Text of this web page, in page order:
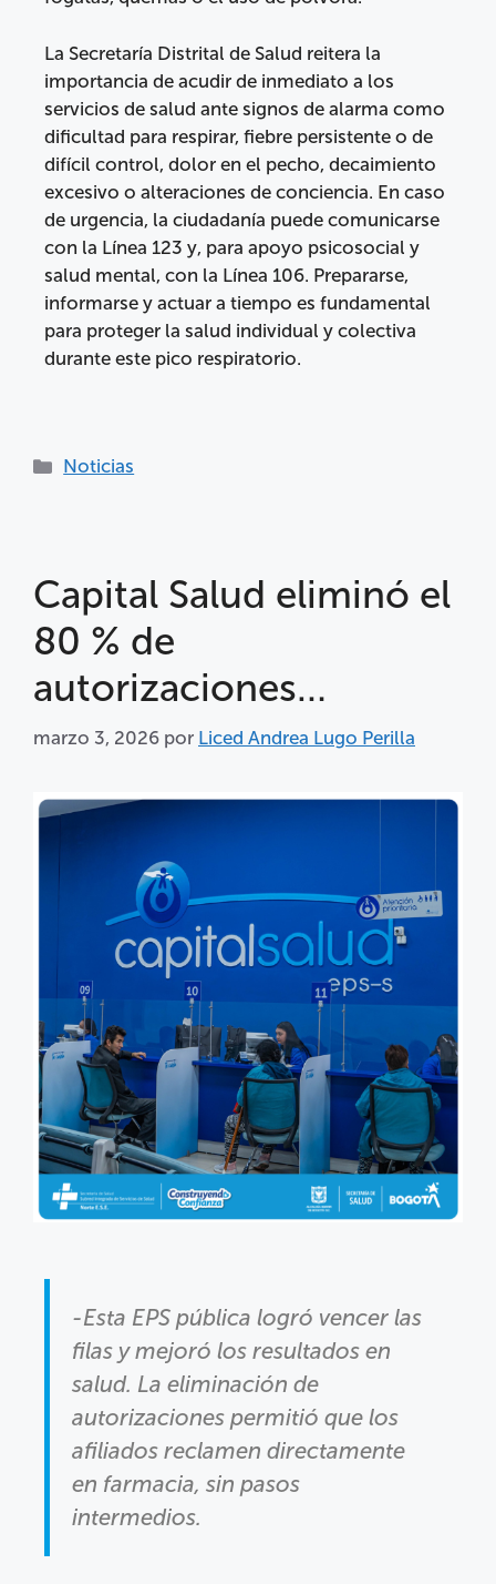
La Secretaría Distrital de Salud reitera la
importancia de acudir de inmediato a los
servicios de salud ante signos de alarma como
dificultad para respirar, fiebre persistente o de
difícil control, dolor en el pecho, decaimiento
excesivo o alteraciones de conciencia. En caso
de urgencia, la ciudadanía puede comunicarse
con la Línea 123 y, para apoyo psicosocial y
salud mental, con la Línea 106. Prepararse,
informarse y actuar a tiempo es fundamental
para proteger la salud individual y colectiva
durante este pico respiratorio.
Noticias
Capital Salud eliminó el
80 % de
autorizaciones…
marzo 3, 2026 por Liced Andrea Lugo Perilla
-Esta EPS pública logró vencer las
filas y mejoró los resultados en
salud. La eliminación de
autorizaciones permitió que los
afiliados reclamen directamente
en farmacia, sin pasos
intermedios.